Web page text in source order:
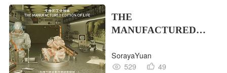
THE
MANUFACTURED
的工业版本
SorayaYuan
529
49